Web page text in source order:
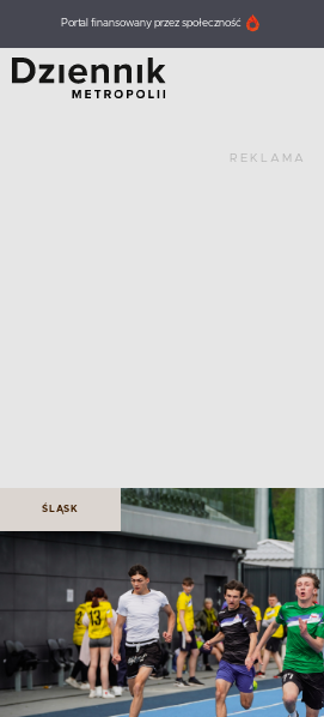
Portal finansowany przez społeczność
REKLAMA
ŚLĄSK